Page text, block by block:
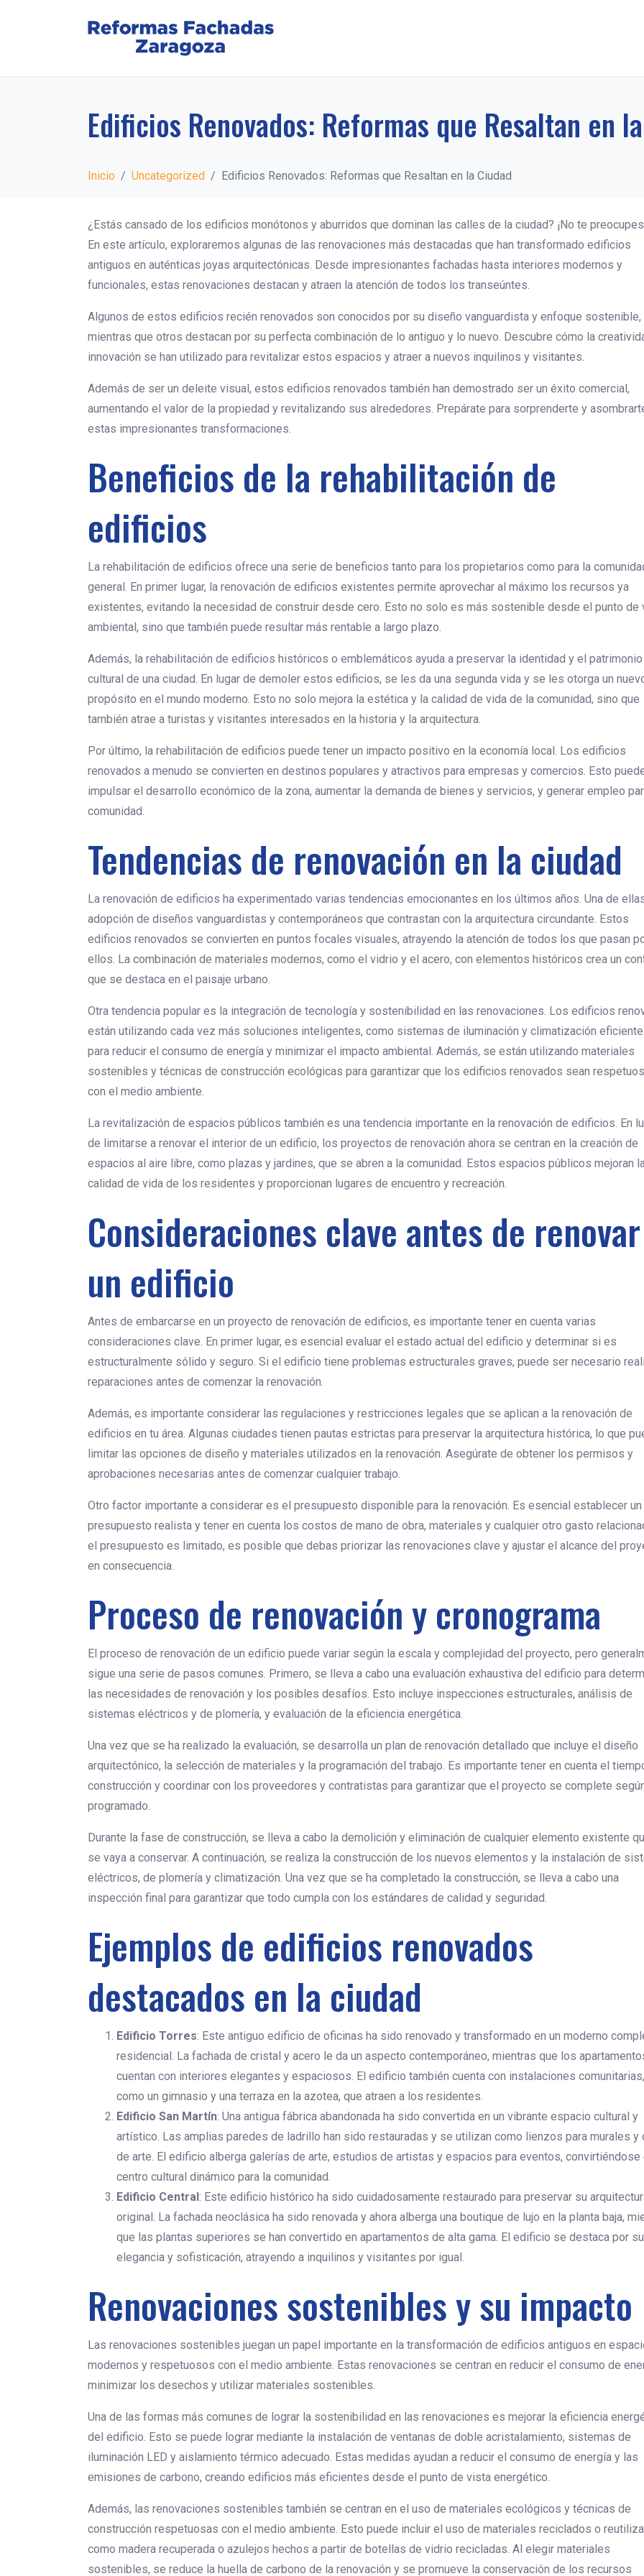
Edificios Renovados: Reformas que Resaltan en
Inicio Uncategorized Edificios Renovados: Reformas que Resaltan en la Ciudad
¿Estás cansado de los edificios monótonos y aburridos que dominan las calles de la ciudad? ¡No te
En este artículo, exploraremos algunas de las renovaciones más destacadas que han transformado edificios
antiguos en auténticas joyas arquitectónicas. Desde impresionantes fachadas hasta interiores modernos y
funcionales, estas renovaciones destacan y atraen la atención de todos los transeúntes.
Algunos de estos edificios recién renovados son conocidos por su diseño vanguardista y enfoque sostenible,
mientras que otros destacan por su perfecta combinación de lo antiguo y lo nuevo. Descubre cómo la
innovación se han utilizado para revitalizar estos espacios y atraer a nuevos inquilinos y visitantes.
Además de ser un deleite visual, estos edificios renovados también han demostrado ser un éxito comercial,
aumentando el valor de la propiedad y revitalizando sus alrededores. Prepárate para sorprenderte y
estas impresionantes transformaciones.
Beneficios de la rehabilitación de
edificios
La rehabilitación de edificios ofrece una serie de beneficios tanto para los propietarios como para la
general. En primer lugar, la renovación de edificios existentes permite aprovechar al máximo los recursos ya
existentes, evitando la necesidad de construir desde cero. Esto no solo es más sostenible desde el punto de
ambiental, sino que también puede resultar más rentable a largo plazo.
Además, la rehabilitación de edificios históricos o emblemáticos ayuda a preservar la identidad y el patrimonio
cultural de una ciudad. En lugar de demoler estos edificios, se les da una segunda vida y se les otorga un
propósito en el mundo moderno. Esto no solo mejora la estética y la calidad de vida de la comunidad, sino que
también atrae a turistas y visitantes interesados en la historia y la arquitectura.
Por último, la rehabilitación de edificios puede tener un impacto positivo en la economía local. Los edificios
renovados a menudo se convierten en destinos populares y atractivos para empresas y comercios. Esto
impulsar el desarrollo económico de la zona, aumentar la demanda de bienes y servicios, y generar empleo
comunidad.
Tendencias de renovación en la ciudad
La renovación de edificios ha experimentado varias tendencias emocionantes en los últimos años. Una de
adopción de diseños vanguardistas y contemporáneos que contrastan con la arquitectura circundante. Estos
edificios renovados se convierten en puntos focales visuales, atrayendo la atención de todos los que pasan
ellos. La combinación de materiales modernos, como el vidrio y el acero, con elementos históricos crea un
que se destaca en el paisaje urbano.
Otra tendencia popular es la integración de tecnología y sostenibilidad en las renovaciones. Los edificios
están utilizando cada vez más soluciones inteligentes, como sistemas de iluminación y climatización
para reducir el consumo de energía y minimizar el impacto ambiental. Además, se están utilizando materiales
sostenibles y técnicas de construcción ecológicas para garantizar que los edificios renovados sean
con el medio ambiente.
La revitalización de espacios públicos también es una tendencia importante en la renovación de edificios. En
de limitarse a renovar el interior de un edificio, los proyectos de renovación ahora se centran en la creación de
espacios al aire libre, como plazas y jardines, que se abren a la comunidad. Estos espacios públicos mejoran
calidad de vida de los residentes y proporcionan lugares de encuentro y recreación.
Consideraciones clave antes de renovar
un edificio
Antes de embarcarse en un proyecto de renovación de edificios, es importante tener en cuenta varias
consideraciones clave. En primer lugar, es esencial evaluar el estado actual del edificio y determinar si es
estructuralmente sólido y seguro. Si el edificio tiene problemas estructurales graves, puede ser necesario
reparaciones antes de comenzar la renovación.
Además, es importante considerar las regulaciones y restricciones legales que se aplican a la renovación de
edificios en tu área. Algunas ciudades tienen pautas estrictas para preservar la arquitectura histórica, lo que
limitar las opciones de diseño y materiales utilizados en la renovación. Asegúrate de obtener los permisos y
aprobaciones necesarias antes de comenzar cualquier trabajo.
Otro factor importante a considerar es el presupuesto disponible para la renovación. Es esencial establecer un
presupuesto realista y tener en cuenta los costos de mano de obra, materiales y cualquier otro gasto
el presupuesto es limitado, es posible que debas priorizar las renovaciones clave y ajustar el alcance del
en consecuencia.
Proceso de renovación y cronograma
El proceso de renovación de un edificio puede variar según la escala y complejidad del proyecto, pero
sigue una serie de pasos comunes. Primero, se lleva a cabo una evaluación exhaustiva del edificio para
las necesidades de renovación y los posibles desafíos. Esto incluye inspecciones estructurales, análisis de
sistemas eléctricos y de plomería, y evaluación de la eficiencia energética.
Una vez que se ha realizado la evaluación, se desarrolla un plan de renovación detallado que incluye el diseño
arquitectónico, la selección de materiales y la programación del trabajo. Es importante tener en cuenta el
construcción y coordinar con los proveedores y contratistas para garantizar que el proyecto se complete
programado.
Durante la fase de construcción, se lleva a cabo la demolición y eliminación de cualquier elemento existente
se vaya a conservar. A continuación, se realiza la construcción de los nuevos elementos y la instalación de
eléctricos, de plomería y climatización. Una vez que se ha completado la construcción, se lleva a cabo una
inspección final para garantizar que todo cumpla con los estándares de calidad y seguridad.
Ejemplos de edificios renovados
destacados en la ciudad
Edificio Torres: Este antiguo edificio de oficinas ha sido renovado y transformado en un moderno
residencial. La fachada de cristal y acero le da un aspecto contemporáneo, mientras que los
cuentan con interiores elegantes y espaciosos. El edificio también cuenta con instalaciones comunitarias,
como un gimnasio y una terraza en la azotea, que atraen a los residentes.
Edificio San Martín: Una antigua fábrica abandonada ha sido convertida en un vibrante espacio cultural y
artístico. Las amplias paredes de ladrillo han sido restauradas y se utilizan como lienzos para murales y
de arte. El edificio alberga galerías de arte, estudios de artistas y espacios para eventos, convirtiéndose
centro cultural dinámico para la comunidad.
Edificio Central: Este edificio histórico ha sido cuidadosamente restaurado para preservar su
original. La fachada neoclásica ha sido renovada y ahora alberga una boutique de lujo en la planta baja,
que las plantas superiores se han convertido en apartamentos de alta gama. El edificio se destaca por su
elegancia y sofisticación, atrayendo a inquilinos y visitantes por igual.
Renovaciones sostenibles y su impacto
Las renovaciones sostenibles juegan un papel importante en la transformación de edificios antiguos en
modernos y respetuosos con el medio ambiente. Estas renovaciones se centran en reducir el consumo de
minimizar los desechos y utilizar materiales sostenibles.
Una de las formas más comunes de lograr la sostenibilidad en las renovaciones es mejorar la eficiencia
del edificio. Esto se puede lograr mediante la instalación de ventanas de doble acristalamiento, sistemas de
iluminación LED y aislamiento térmico adecuado. Estas medidas ayudan a reducir el consumo de energía y las
emisiones de carbono, creando edificios más eficientes desde el punto de vista energético.
Además, las renovaciones sostenibles también se centran en el uso de materiales ecológicos y técnicas de
construcción respetuosas con el medio ambiente. Esto puede incluir el uso de materiales reciclados o
como madera recuperada o azulejos hechos a partir de botellas de vidrio recicladas. Al elegir materiales
sostenibles, se reduce la huella de carbono de la renovación y se promueve la conservación de los recursos